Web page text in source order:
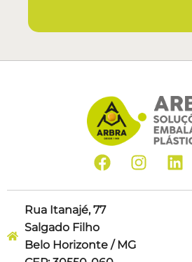
Rua Itanajé, 77
Salgado Filho
Belo Horizonte / MG